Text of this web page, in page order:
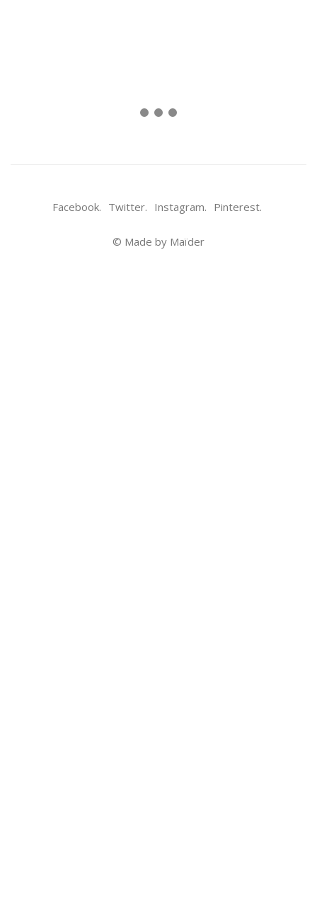
Facebook. Twitter. Instagram. Pinterest.
© Made by Maïder